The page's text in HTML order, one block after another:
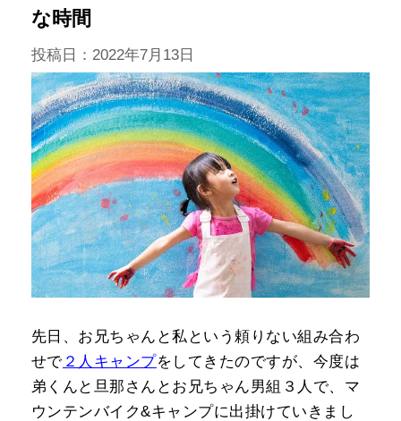
な時間
投稿日： 2022年7月13日
先日、お兄ちゃんと私という頼りない組み合わ
せで２人キャンプをしてきたのですが、今度は
弟くんと旦那さんとお兄ちゃん男組３人で、マ
ウンテンバイク&キャンプに出掛けていきまし